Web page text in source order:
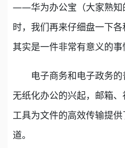
——华为办公宝（大家熟知
时，我们再来仔细盘一下各
其实是一件非常有意义的
电子商务和电子政务的
无纸化办公的兴起，邮箱
工具为文件的高效传输提
道。